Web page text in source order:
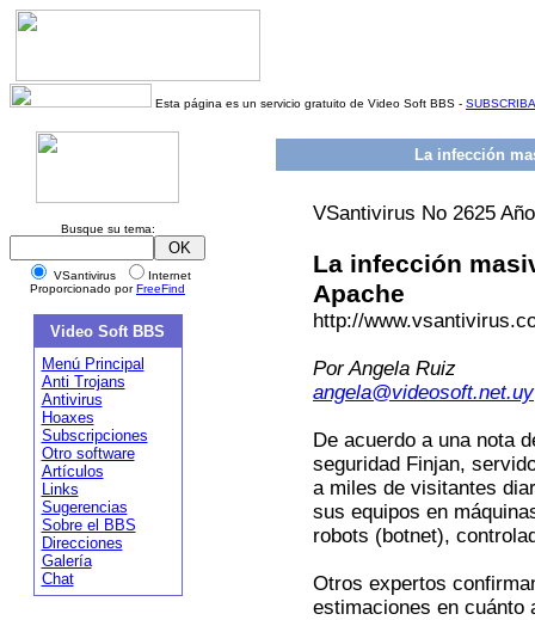
Esta página es un servicio gratuito de Video Soft BBS -
Busque su tema:
VSantivirus
Internet
Proporcionado porFreeFind
Video Soft BBS
Menú Principal
Anti Trojans
Antivirus
Hoaxes
Subscripciones
Otro software
Artículos
Links
Sugerencias
Sobre el BBS
Direcciones
Galería
Chat
La infección
VSantivirus No 2625
La infección
Apache
http://
Por Angela Ruiz
angela@videosoft.net.uy
De acuerdo a una nota
seguridad Finjan,
a miles de visitantes
sus equipos en
robots (botnet),
Otros expertos
estimaciones en cuánto